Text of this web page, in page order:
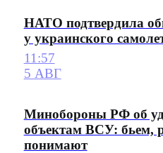
НАТО подтвердила
у украинского
11:57
5 АВГ
Минобороны РФ об
объектам ВСУ: бьем,
понимают